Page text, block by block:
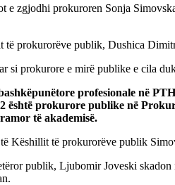
zgjodhi prokuroren Sonja
të prokurorëve publik, Dushica
si prokurore e mirë publike e cila
profesionale në
është prokurore publike në
të akademisë.
Këshillit të prokurorëve publik
publik, Ljubomir Joveski skadon